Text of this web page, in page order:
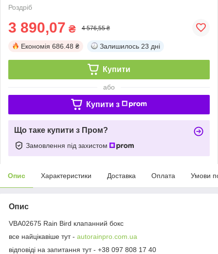
Роздріб
3 890,07 ₴ 4 576,55 ₴
Економія 686.48 ₴ Залишилось 23 дні
Купити
або
Купити з
Що таке купити з Пром?
Замовлення під захистом
Опис Характеристики Доставка Оплата Умови
Опис
VBA02675 Rain Bird клапанний бокс
все найцікавіше тут - autorainpro.com.ua
відповіді на запитання тут - +38 097 808 17 40